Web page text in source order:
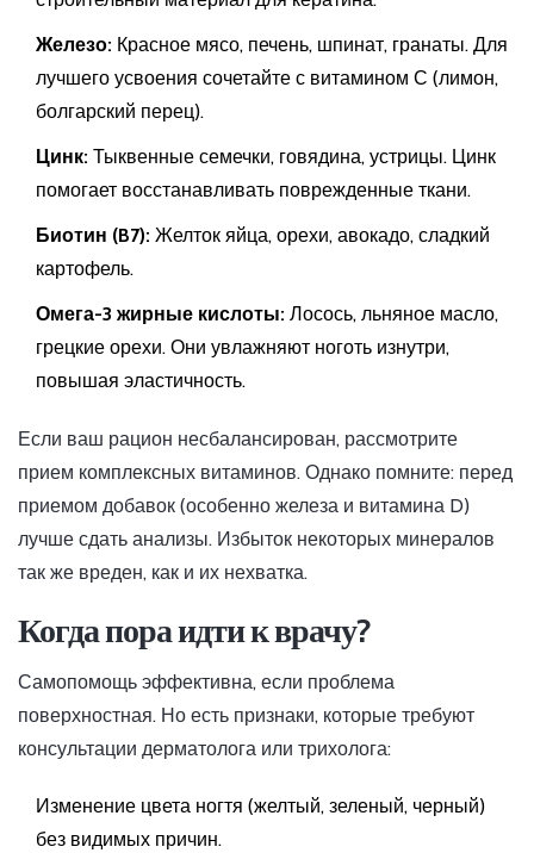
Железо: Красное мясо, печень, шпинат, гранаты. Для
лучшего усвоения сочетайте с витамином С (лимон,
болгарский перец).
Цинк: Тыквенные семечки, говядина, устрицы. Цинк
помогает восстанавливать поврежденные ткани.
Биотин (B7): Желток яйца, орехи, авокадо, сладкий
картофель.
Омега-3 жирные кислоты: Лосось, льняное масло,
грецкие орехи. Они увлажняют ноготь изнутри,
повышая эластичность.
Если ваш рацион несбалансирован, рассмотрите
прием комплексных витаминов. Однако помните: перед
приемом добавок (особенно железа и витамина D)
лучше сдать анализы. Избыток некоторых минералов
так же вреден, как и их нехватка.
Когда пора идти к врачу?
Самопомощь эффективна, если проблема
поверхностная. Но есть признаки, которые требуют
консультации дерматолога или трихолога:
Изменение цвета ногтя (желтый, зеленый, черный)
без видимых причин.